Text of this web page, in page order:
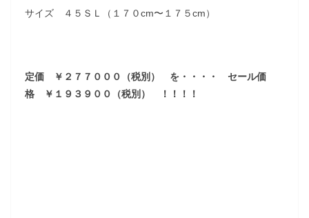
サイズ ４５ＳＬ（１７０cm〜１７５cm）
定価 ￥２７７０００（税別） を・・・・ セール価
格 ￥１９３９００（税別） ！！！！